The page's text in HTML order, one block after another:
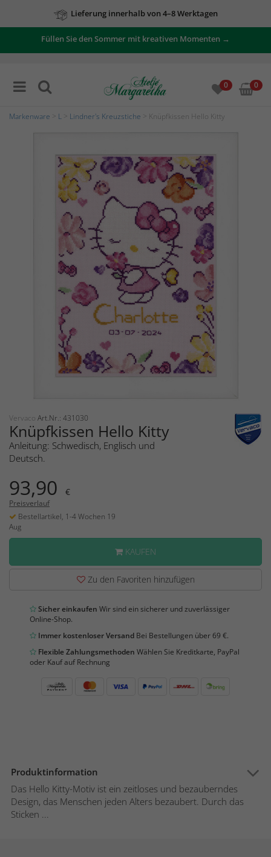
Lieferung innerhalb von 4–8 Werktagen
Füllen Sie den Sommer mit kreativen Momenten →
0 0
Markenware L Lindner's Kreuzstiche > Knüpfkissen Hello Kitty
Vervaco Art.Nr.: 431030
Knüpfkissen Hello Kitty
Anleitung: Schwedisch, Englisch und
Deutsch.
93,90 €
Preisverlauf
Bestellartikel, 1-4 Wochen 19
Aug
KAUFEN
Zu den Favoriten hinzufügen
Sicher einkaufen Wir sind ein sicherer und zuverlässiger
Online-Shop.
Immer kostenloser Versand Bei Bestellungen über 69 €.
Flexible Zahlungsmethoden Wählen Sie Kreditkarte, PayPal
oder Kauf auf Rechnung
Produktinformation
Das Hello Kitty-Motiv ist ein zeitloses und bezauberndes
Design, das Menschen jeden Alters bezaubert. Durch das
Sticken ...